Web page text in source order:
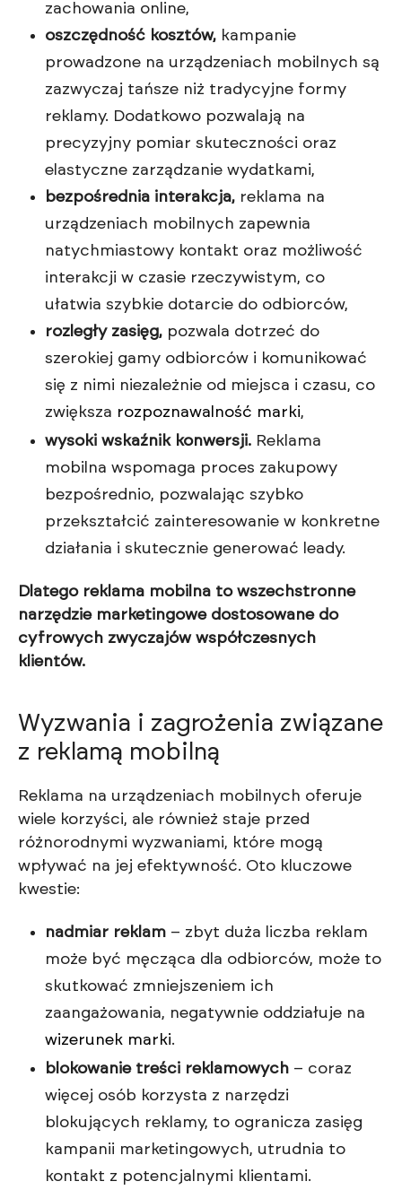
zachowania online,
oszczędność kosztów, kampanie
prowadzone na urządzeniach mobilnych są
zazwyczaj tańsze niż tradycyjne formy
reklamy. Dodatkowo pozwalają na
precyzyjny pomiar skuteczności oraz
elastyczne zarządzanie wydatkami,
bezpośrednia interakcja, reklama na
urządzeniach mobilnych zapewnia
natychmiastowy kontakt oraz możliwość
interakcji w czasie rzeczywistym, co
ułatwia szybkie dotarcie do odbiorców,
rozległy zasięg, pozwala dotrzeć do
szerokiej gamy odbiorców i komunikować
się z nimi niezależnie od miejsca i czasu, co
zwiększa rozpoznawalność marki,
wysoki wskaźnik konwersji. Reklama
mobilna wspomaga proces zakupowy
bezpośrednio, pozwalając szybko
przekształcić zainteresowanie w konkretne
działania i skutecznie generować leady.
Dlatego reklama mobilna to wszechstronne
narzędzie marketingowe dostosowane do
cyfrowych zwyczajów współczesnych
klientów.
Wyzwania i zagrożenia związane
z reklamą mobilną
Reklama na urządzeniach mobilnych oferuje
wiele korzyści, ale również staje przed
różnorodnymi wyzwaniami, które mogą
wpływać na jej efektywność. Oto kluczowe
kwestie:
nadmiar reklam – zbyt duża liczba reklam
może być męcząca dla odbiorców, może to
skutkować zmniejszeniem ich
zaangażowania, negatywnie oddziałuje na
wizerunek marki.
blokowanie treści reklamowych – coraz
więcej osób korzysta z narzędzi
blokujących reklamy, to ogranicza zasięg
kampanii marketingowych, utrudnia to
kontakt z potencjalnymi klientami.